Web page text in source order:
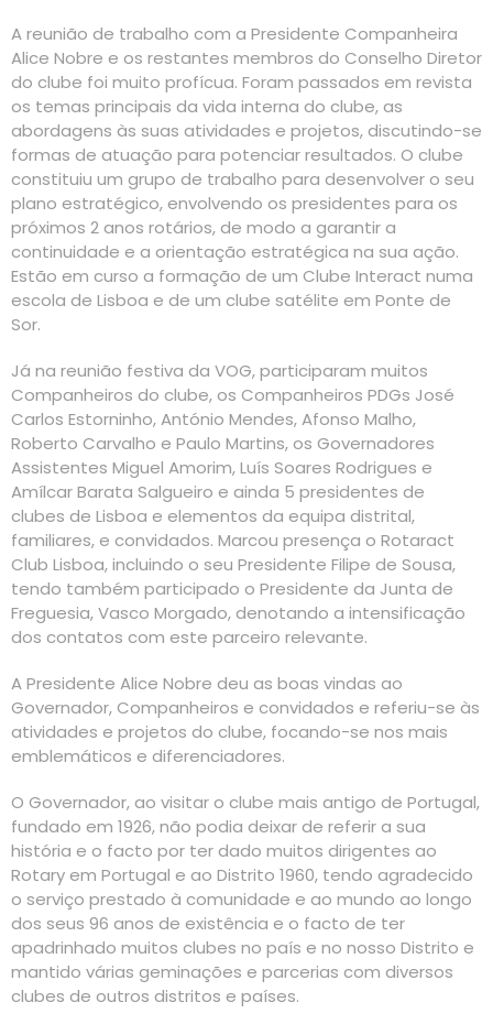
A reunião de trabalho com a Presidente Companheira
Alice Nobre e os restantes membros do Conselho Diretor
do clube foi muito profícua. Foram passados em revista
os temas principais da vida interna do clube, as
abordagens às suas atividades e projetos, discutindo-se
formas de atuação para potenciar resultados. O clube
constituiu um grupo de trabalho para desenvolver o seu
plano estratégico, envolvendo os presidentes para os
próximos 2 anos rotários, de modo a garantir a
continuidade e a orientação estratégica na sua ação.
Estão em curso a formação de um Clube Interact numa
escola de Lisboa e de um clube satélite em Ponte de
Sor.
Já na reunião festiva da VOG, participaram muitos
Companheiros do clube, os Companheiros PDGs José
Carlos Estorninho, António Mendes, Afonso Malho,
Roberto Carvalho e Paulo Martins, os Governadores
Assistentes Miguel Amorim, Luís Soares Rodrigues e
Amílcar Barata Salgueiro e ainda 5 presidentes de
clubes de Lisboa e elementos da equipa distrital,
familiares, e convidados. Marcou presença o Rotaract
Club Lisboa, incluindo o seu Presidente Filipe de Sousa,
tendo também participado o Presidente da Junta de
Freguesia, Vasco Morgado, denotando a intensificação
dos contatos com este parceiro relevante.
A Presidente Alice Nobre deu as boas vindas ao
Governador, Companheiros e convidados e referiu-se às
atividades e projetos do clube, focando-se nos mais
emblemáticos e diferenciadores.
O Governador, ao visitar o clube mais antigo de Portugal,
fundado em 1926, não podia deixar de referir a sua
história e o facto por ter dado muitos dirigentes ao
Rotary em Portugal e ao Distrito 1960, tendo agradecido
o serviço prestado à comunidade e ao mundo ao longo
dos seus 96 anos de existência e o facto de ter
apadrinhado muitos clubes no país e no nosso Distrito e
mantido várias geminações e parcerias com diversos
clubes de outros distritos e países.